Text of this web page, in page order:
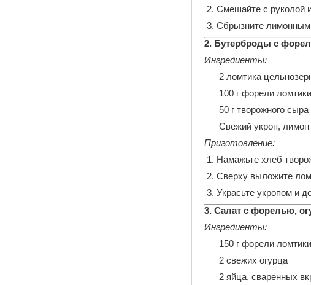
Смешайте с руколой
Сбрызните лимонным
2. Бутерброды с
Ингредиенты:
2 ломтика
100 г форели
50 г творожного сыра
Свежий укроп, лимон
Приготовление:
Намажьте хлеб
Сверху выложите
Украсьте укропом и
3. Салат с форелью,
Ингредиенты:
150 г форели
2 свежих огурца
2 яйца, сваренных